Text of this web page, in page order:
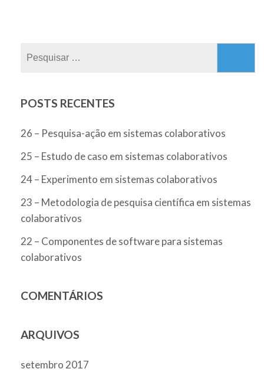
POSTS RECENTES
26 – Pesquisa-ação em sistemas colaborativos
25 – Estudo de caso em sistemas colaborativos
24 – Experimento em sistemas colaborativos
23 – Metodologia de pesquisa científica em sistemas
colaborativos
22 – Componentes de software para sistemas
colaborativos
COMENTÁRIOS
ARQUIVOS
setembro 2017